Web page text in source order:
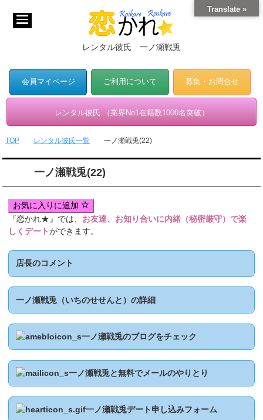
レンタル彼氏 一ノ瀬戦兎
会員マイページ ご利用について 募集・お問合せ
レンタル彼氏 （業界No1在籍数1000名突破）
TOP レンタル彼氏一覧 一ノ瀬戦兎(22)
一ノ瀬戦兎(22)
お気に入りに追加
『恋かれ★』では、 お友達、お知り合いに内緒（秘密厳守）で楽
しくデートができます。
店長のコメント
一ノ瀬戦兎（いちのせせんと）の詳細
一ノ瀬戦兎のブログをチェック
一ノ瀬戦兎と無料でメールのやりとり
一ノ瀬戦兎デート申し込みフォーム
Translate »